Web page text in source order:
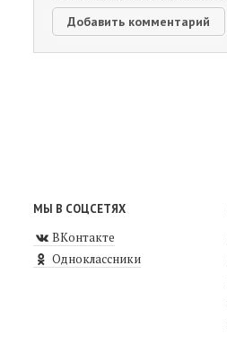
МЫ В СОЦСЕТЯХ
ВКонтакте
Одноклассники